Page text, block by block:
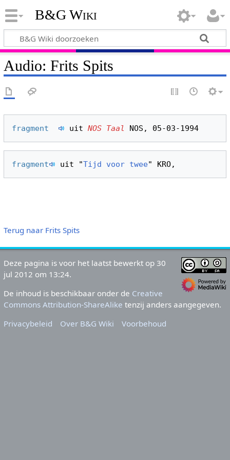
B&G Wiki
Audio: Frits Spits
fragment uit NOS Taal
fragment uit "Tijd voor twee
Terug naar Frits Spits
Deze pagina is voor het laatst bewerkt op 30
jul 2012 om 13:24.
De inhoud is beschikbaar onder de Creative
Commons Attribution-ShareAlike tenzij anders aangegeven.
Privacybeleid
Over B&G Wiki Voorbehoud